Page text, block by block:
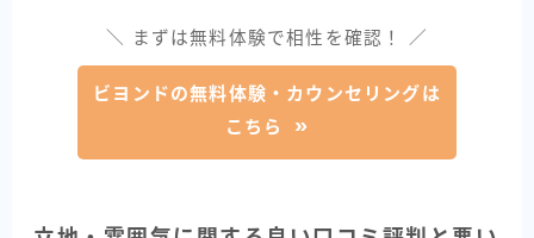
＼ まずは無料体験で相性を確認！ ／
ビヨンドの無料体験・カウンセリングは
こちら